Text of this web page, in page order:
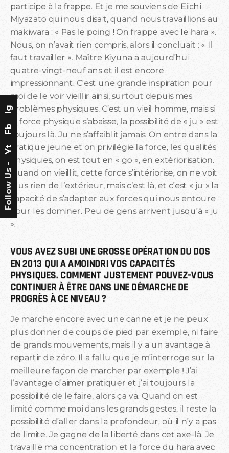
participe à la frappe. Et je me souviens de Eiichi
Miyazato qui nous disait, quand nous travaillions au
makiwara : « Pas le poing ! On frappe avec le hara ».
Nous, on n’avait rien compris, alors il concluait : « Il
faut travailler ». Maître Kiyuna a aujourd’hui
quatre-vingt-neuf ans et il est encore
impressionnant. C’est une grande inspiration pour
moi de le voir vieillir ainsi, surtout depuis mes
problèmes physiques. C’est un vieil homme, mais si
la force physique s’abaisse, la possibilité de « ju » est
toujours là. Ju ne s’affaiblit jamais. On entre dans la
pratique jeune et on privilégie la force, les qualités
physiques, on est tout en « go », en extériorisation.
Quand on vieillit, cette force s’intériorise, on ne voit
plus rien de l’extérieur, mais c’est là, et c’est « ju » la
capacité de s’adapter aux forces qui nous entoure
pour les dominer. Peu de gens arrivent jusqu’à « ju
».
VOUS AVEZ SUBI UNE GROSSE OPÉRATION DU DOS
EN 2013 QUI A AMOINDRI VOS CAPACITÉS
PHYSIQUES. COMMENT JUSTEMENT POUVEZ-VOUS
CONTINUER À ÊTRE DANS UNE DÉMARCHE DE
PROGRÈS À CE NIVEAU ?
Je marche encore avec une canne et je ne peux
plus donner de coups de pied par exemple, ni faire
de grands mouvements, mais il y a un avantage à
repartir de zéro. Il a fallu que je m’interroge sur la
meilleure façon de marcher par exemple ! J’ai
l’avantage d’aimer pratiquer et j’ai toujours la
possibilité de le faire, alors ça va. Quand on est
limité comme moi dans les grands gestes, il reste la
possibilité d’aller dans la profondeur, où il n’y a pas
de limite. Je gagne de la liberté dans cet axe-là. Je
travaille ma concentration et la force du hara avec
Follow Us -
Yt
Fb
Ig